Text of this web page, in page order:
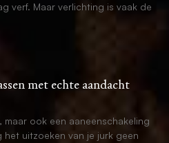
verf. Maar verlichting is vaak de
met echte aandacht
maar ook een aaneenschakeling
het uitzoeken van je jurk geen